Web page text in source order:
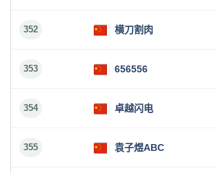
352 横刀割肉
353 656556
354 卓越闪电
355 袁子煜ABC